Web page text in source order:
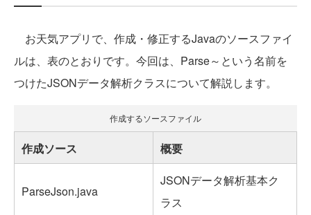
お天気アプリで、作成・修正するJavaのソースファイ
ルは、表のとおりです。今回は、Parse～という名前を
つけたJSONデータ解析クラスについて解説します。
作成するソースファイル
作成ソース 概要
ParseJson.java
JSONデータ解析基本ク
ラス